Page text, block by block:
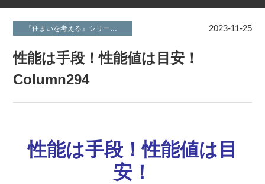
『住まいを考える』シリーズ 健康な暮らしと住環
2023-11-25
性能は手段！性能値は目安！
Column294
性能は手段！性能値は目
安！